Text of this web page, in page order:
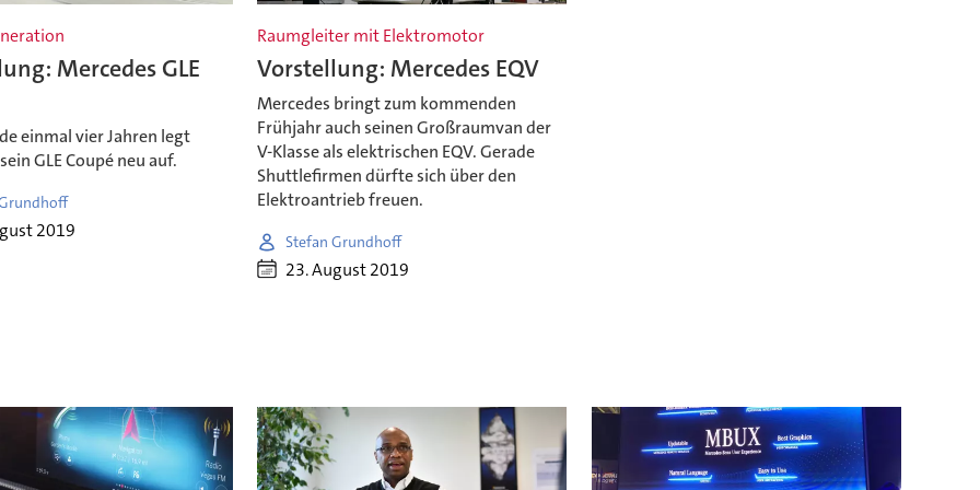
Mercedes GLE
einmal vier Jahren legt
GLE Coupé neu auf.
2019
Raumgleiter mit Elektromotor
Vorstellung: Mercedes EQV
Mercedes bringt zum kommenden
Frühjahr auch seinen Großraumvan der
V-Klasse als elektrischen EQV. Gerade
Shuttlefirmen dürfte sich über den
Elektroantrieb freuen.
Stefan Grundhoff
23. August 2019